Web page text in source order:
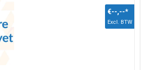
€--,--*
Excl. BTW